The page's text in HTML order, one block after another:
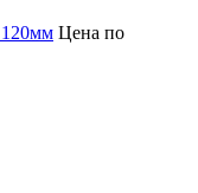
Цена по